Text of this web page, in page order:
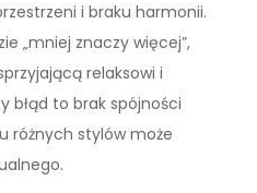
i braku harmonii.
„mniej znaczy więcej”,
relaksowi i
błąd to brak spójności
różnych stylów może